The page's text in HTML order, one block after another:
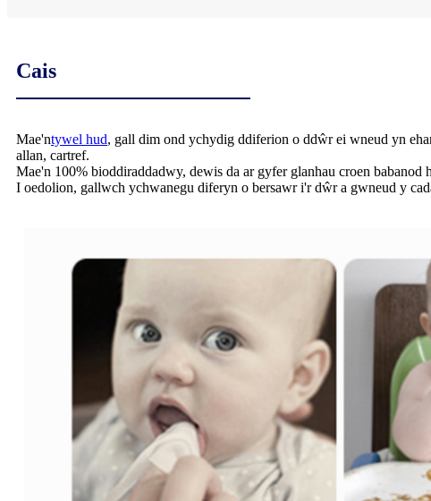
Cais
Mae'ntywel hud, gall dim ond ychydig ddiferion o ddŵr ei wneud yn
allan, cartref.
Mae'n 100% bioddiraddadwy, dewis da ar gyfer glanhau croen babanod
I oedolion, gallwch ychwanegu diferyn o bersawr i'r dŵr a gwneud y